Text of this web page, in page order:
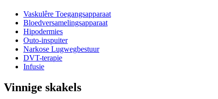
Vaskulêre Toegangsapparaat
Bloedversamelingsapparaat
Hipodermies
Outo-inspuiter
Narkose Lugwegbestuur
DVT-terapie
Infusie
Vinnige skakels